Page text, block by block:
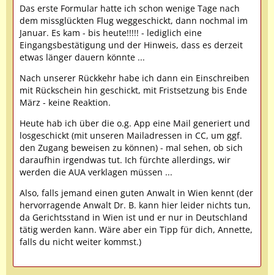
Das erste Formular hatte ich schon wenige Tage nach
dem missglückten Flug weggeschickt, dann nochmal im
Januar. Es kam - bis heute!!!!! - lediglich eine
Eingangsbestätigung und der Hinweis, dass es derzeit
etwas länger dauern könnte ...
Nach unserer Rückkehr habe ich dann ein Einschreiben
mit Rückschein hin geschickt, mit Fristsetzung bis Ende
März - keine Reaktion.
Heute hab ich über die o.g. App eine Mail generiert und
losgeschickt (mit unseren Mailadressen in CC, um ggf.
den Zugang beweisen zu können) - mal sehen, ob sich
daraufhin irgendwas tut. Ich fürchte allerdings, wir
werden die AUA verklagen müssen ...
Also, falls jemand einen guten Anwalt in Wien kennt (der
hervorragende Anwalt Dr. B. kann hier leider nichts tun,
da Gerichtsstand in Wien ist und er nur in Deutschland
tätig werden kann. Wäre aber ein Tipp für dich, Annette,
falls du nicht weiter kommst.)